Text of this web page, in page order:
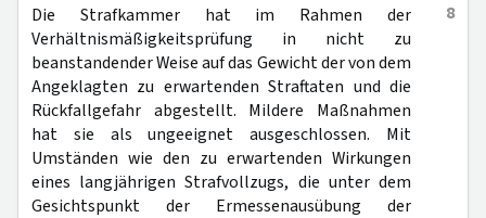
8
Die Strafkammer hat im Rahmen der
Verhältnismäßigkeitsprüfung in nicht zu
beanstandender Weise auf das Gewicht der von dem
Angeklagten zu erwartenden Straftaten und die
Rückfallgefahr abgestellt. Mildere Maßnahmen
hat sie als ungeeignet ausgeschlossen. Mit
Umständen wie den zu erwartenden Wirkungen
eines langjährigen Strafvollzugs, die unter dem
Gesichtspunkt der Ermessenausübung der